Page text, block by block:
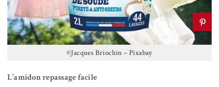
©Jacques Briochin – Pixabay
L’amidon repassage facile